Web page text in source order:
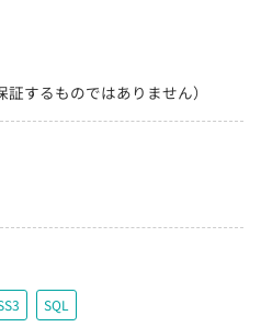
するものではありません）
SQL